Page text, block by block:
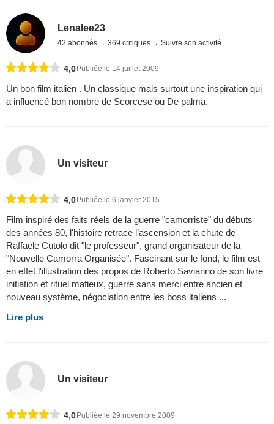
Lenalee23
42 abonnés 369 critiques Suivre son activité
4,0Publiée le 14 juillet 2009
Un bon film italien . Un classique mais surtout une inspiration qui
a influencé bon nombre de Scorcese ou De palma.
Un visiteur
4,0Publiée le 6 janvier 2015
Film inspiré des faits réels de la guerre "camorriste" du débuts
des années 80, l'histoire retrace l’ascension et la chute de
Raffaele Cutolo dit "le professeur", grand organisateur de la
"Nouvelle Camorra Organisée". Fascinant sur le fond, le film est
en effet l'illustration des propos de Roberto Savianno de son livre
initiation et rituel mafieux, guerre sans merci entre ancien et
nouveau système, négociation entre les boss italiens ...
Lire plus
Un visiteur
4,0 Publiée le 29 novembre 2009